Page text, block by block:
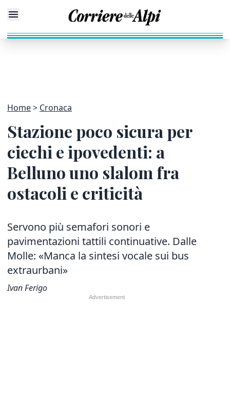
Home Cronaca
Stazione poco sicura per
ciechi e ipovedenti: a
Belluno uno slalom fra
ostacoli e criticità
Servono più semafori sonori e
pavimentazioni tattili continuative. Dalle
Molle: «Manca la sintesi vocale sui bus
extraurbani»
Ivan Ferigo